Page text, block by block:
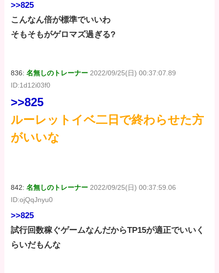
>>825
こんなん倍が標準でいいわ
そもそもがゲロマズ過ぎる?
836:名無しのトレーナー 2022/09/25(日) 00:37:07.89
ID:1d12i03f0
>>825
ルーレットイベ二日で終わらせた方
がいいな
842:名無しのトレーナー 2022/09/25(日) 00:37:59.06
ID:ojQqJnyu0
>>825
試行回数稼ぐゲームなんだからTP15が適正でいいく
らいだもんな